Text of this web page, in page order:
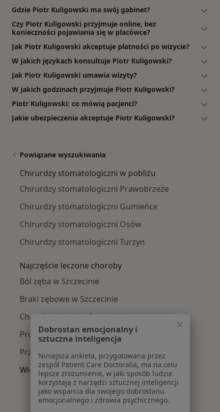
Gdzie Piotr Kuligowski ma swój gabinet?
Czy Piotr Kuligowski przyjmuje online, bez
konieczności pojawiania się w placówce?
Jak Piotr Kuligowski akceptuje płatności po wizycie?
W jakich językach konsultuje Piotr Kuligowski?
Jak Piotr Kuligowski umawia wizyty?
W jakich godzinach przyjmuje Piotr Kuligowski?
Piotr Kuligowski: co mówią pacjenci?
Jakie ubezpieczenia akceptuje Piotr Kuligowski?
Powiązane wyszukiwania
Chirurdzy stomatologiczni w pobliżu
Chirurdzy stomatologiczni Prawobrzeże
Chirurdzy stomatologiczni Gumieńce
Chirurdzy stomatologiczni Osów
Chirurdzy stomatologiczni Turzyn
Najczęście leczone choroby
Ból zęba w Szczecinie
Braki zębowe w Szczecinie
Choroby miazgi w Szczecinie
Próchnica w Szczecinie
Przebarwienia zębów w Szczecinie
Więcej (15)
Więcej w kategorii: Najczęście leczone
Dobrostan emocjonalny i
sztuczna inteligencja
Niniejsza ankieta, przygotowana przez
zespół Patient Care Doctoralia, ma na celu
lepsze zrozumienie, w jaki sposób ludzie
korzystają z narzędzi sztucznej inteligencji
jako wsparcia dla swojego dobrostanu
emocjonalnego i zdrowia psychicznego.